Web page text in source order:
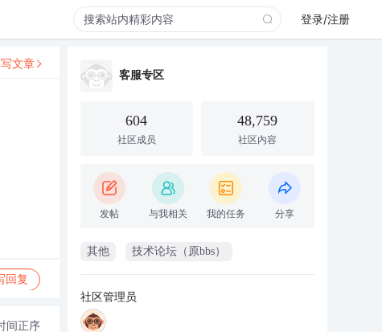
登录/注册
回复
文章
间正序
客服专区
604
社区成员
48,759
社区内容
发帖 与我相关 我的任务 分享
其他 技术论坛（原bbs）
社区管理员